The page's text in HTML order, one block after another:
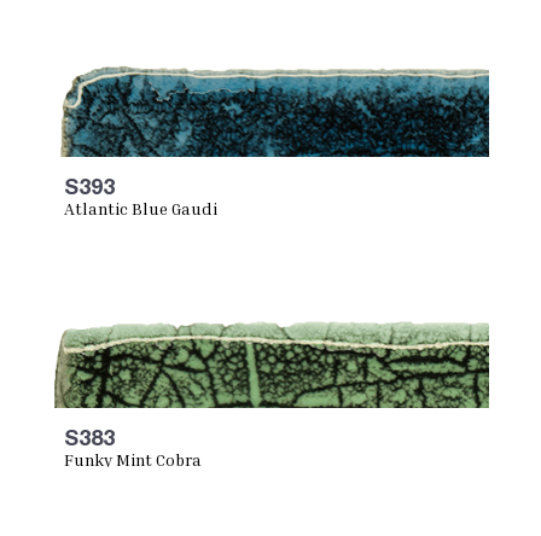
S393
Atlantic Blue Gaudi
S383
Funky Mint Cobra